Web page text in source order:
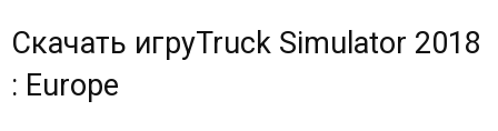
Скачать игруTruck Simulator 2018
: Europe